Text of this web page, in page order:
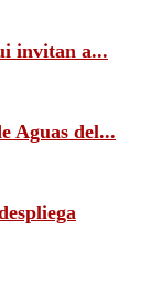
invitan a...
Aguas del...